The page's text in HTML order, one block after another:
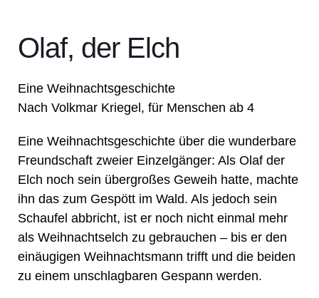
Olaf, der Elch
Eine Weihnachtsgeschichte
Nach Volkmar Kriegel, für Menschen ab 4
Eine Weihnachtsgeschichte über die wunderbare
Freundschaft zweier Einzelgänger: Als Olaf der
Elch noch sein übergroßes Geweih hatte, machte
ihn das zum Gespött im Wald. Als jedoch sein
Schaufel abbricht, ist er noch nicht einmal mehr
als Weihnachtselch zu gebrauchen – bis er den
einäugigen Weihnachtsmann trifft und die beiden
zu einem unschlagbaren Gespann werden.